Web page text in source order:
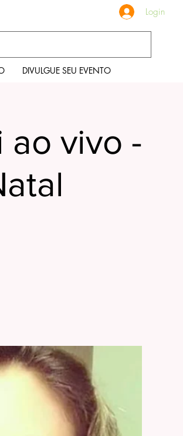
Login
DIVULGUE SEU EVENTO
ao vivo -